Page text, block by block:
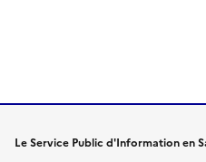
Le Service Public d'Information en